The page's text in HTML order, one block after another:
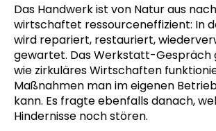
Das Handwerk ist von Natur aus
wirtschaftet ressourceneffizient: In
wird repariert, restauriert,
gewartet. Das Werkstatt-Gespräch
wie zirkuläres Wirtschaften
Maßnahmen man im eigenen
kann. Es fragte ebenfalls danach,
Hindernisse noch stören.